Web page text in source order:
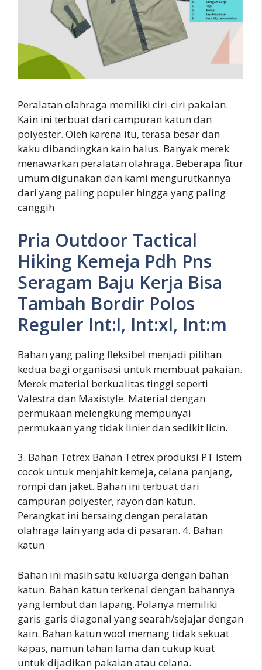
Peralatan olahraga memiliki ciri-ciri pakaian.
Kain ini terbuat dari campuran katun dan
polyester. Oleh karena itu, terasa besar dan
kaku dibandingkan kain halus. Banyak merek
menawarkan peralatan olahraga. Beberapa fitur
umum digunakan dan kami mengurutkannya
dari yang paling populer hingga yang paling
canggih
Pria Outdoor Tactical
Hiking Kemeja Pdh Pns
Seragam Baju Kerja Bisa
Tambah Bordir Polos
Reguler Int:l, Int:xl, Int:m
Bahan yang paling fleksibel menjadi pilihan
kedua bagi organisasi untuk membuat pakaian.
Merek material berkualitas tinggi seperti
Valestra dan Maxistyle. Material dengan
permukaan melengkung mempunyai
permukaan yang tidak linier dan sedikit licin.
3. Bahan Tetrex Bahan Tetrex produksi PT Istem
cocok untuk menjahit kemeja, celana panjang,
rompi dan jaket. Bahan ini terbuat dari
campuran polyester, rayon dan katun.
Perangkat ini bersaing dengan peralatan
olahraga lain yang ada di pasaran. 4. Bahan
katun
Bahan ini masih satu keluarga dengan bahan
katun. Bahan katun terkenal dengan bahannya
yang lembut dan lapang. Polanya memiliki
garis-garis diagonal yang searah/sejajar dengan
kain. Bahan katun wool memang tidak sekuat
kapas, namun tahan lama dan cukup kuat
untuk dijadikan pakaian atau celana.